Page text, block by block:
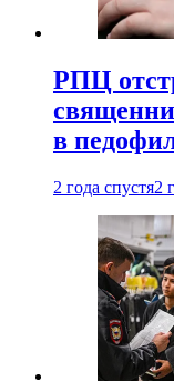
РПЦ
в
2 года спустя2